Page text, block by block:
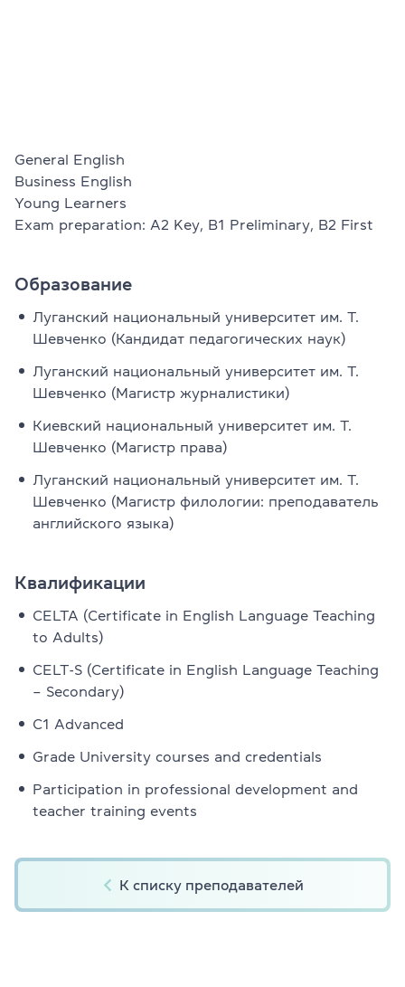
(044) 580 11 00
(050) 580 11 00
г. Киев, метро Золотые Ворота, ул. Ярославов Вал, 13/2-б,
General English
Business English
Young Learners
Exam preparation: A2 Key, B1 Preliminary, B2 First
Образование
Луганский национальный университет им. Т.
Шевченко (Кандидат педагогических наук)
Луганский национальный университет им. Т.
Шевченко (Магистр журналистики)
Киевский национальный университет им. Т.
Шевченко (Магистр права)
Луганский национальный университет им. Т.
Шевченко (Магистр филологии: преподаватель
английского языка)
Квалификации
CELTA (Certificate in English Language Teaching
to Adults)
CELT-S (Certificate in English Language Teaching
– Secondary)
C1 Advanced
Grade University courses and credentials
Participation in professional development and
teacher training events
К списку преподавателей